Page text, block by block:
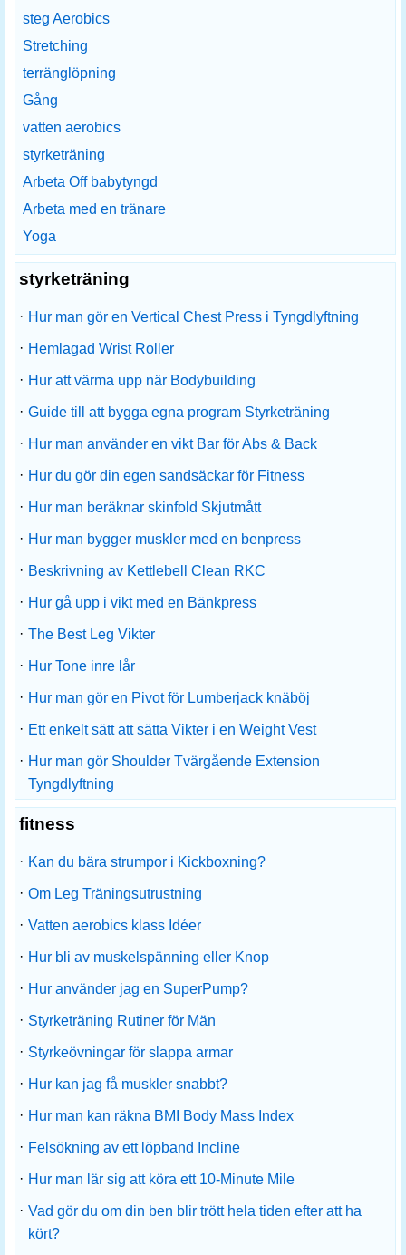
steg Aerobics
Stretching
terränglöpning
Gång
vatten aerobics
styrketräning
Arbeta Off babytyngd
Arbeta med en tränare
Yoga
styrketräning
· Hur man gör en Vertical Chest Press i Tyngdlyftning
· Hemlagad Wrist Roller
· Hur att värma upp när Bodybuilding
· Guide till att bygga egna program Styrketräning
· Hur man använder en vikt Bar för Abs & Back
· Hur du gör din egen sandsäckar för Fitness
· Hur man beräknar skinfold Skjutmått
· Hur man bygger muskler med en benpress
· Beskrivning av Kettlebell Clean RKC
· Hur gå upp i vikt med en Bänkpress
· The Best Leg Vikter
· Hur Tone inre lår
· Hur man gör en Pivot för Lumberjack knäböj
· Ett enkelt sätt att sätta Vikter i en Weight Vest
· Hur man gör Shoulder Tvärgående Extension
Tyngdlyftning
fitness
· Kan du bära strumpor i Kickboxning?
· Om Leg Träningsutrustning
· Vatten aerobics klass Idéer
· Hur bli av muskelspänning eller Knop
· Hur använder jag en SuperPump?
· Styrketräning Rutiner för Män
· Styrkeövningar för slappa armar
· Hur kan jag få muskler snabbt?
· Hur man kan räkna BMI Body Mass Index
· Felsökning av ett löpband Incline
· Hur man lär sig att köra ett 10-Minute Mile
· Vad gör du om din ben blir trött hela tiden efter att ha
kört?